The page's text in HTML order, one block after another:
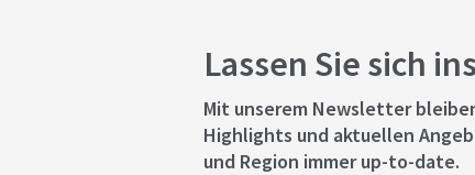
Lassen Sie sich
Mit unserem Newsletter
Highlights und aktuellen
und Region immer up-to-date.